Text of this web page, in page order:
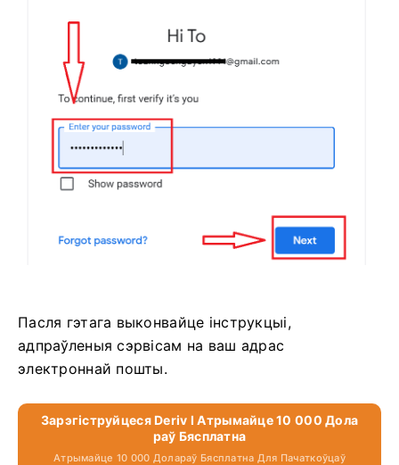
Пасля гэтага выконвайце інструкцыі,
адпраўленыя сэрвісам на ваш адрас
электроннай пошты.
Зарэгіструйцеся Deriv І Атрымайце 10 000 Дола
Раў Бясплатна
Атрымайце 10 000 Долараў Бясплатна Для Пачаткоўцаў